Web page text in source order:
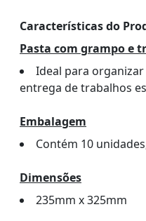
Características do
Pasta com grampo e
Ideal para
entrega de trabalhos
Embalagem
Contém 10
Dimensões
235mm x 325mm